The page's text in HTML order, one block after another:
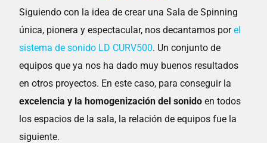
Siguiendo con la idea de crear una Sala de Spinning
única, pionera y espectacular, nos decantamos porel
sistema de sonido LD CURV500. Un conjunto de
equipos que ya nos ha dado muy buenos resultados
en otros proyectos. En este caso, para conseguir la
excelencia y la homogenización del sonido en todos
los espacios de la sala, la relación de equipos fue la
siguiente.